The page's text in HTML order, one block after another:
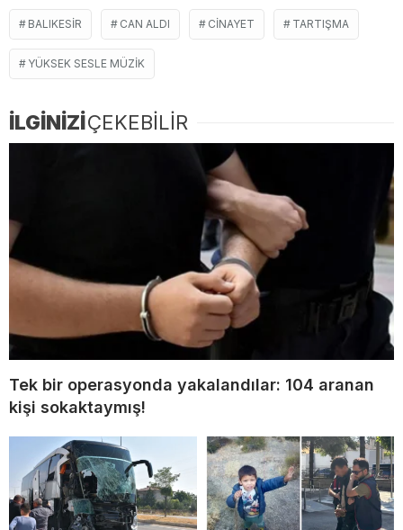
BALIKESIR CAN ALDI CINAYET TARTIŞMA
YÜKSEK SESLE MÜZIK
İLGİNİZİÇEKEBİLİR
Tek bir operasyonda yakalandılar: 104 aranan
kişi sokaktaymış!